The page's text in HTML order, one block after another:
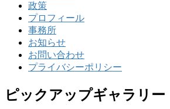
政策
プロフィール
事務所
お知らせ
お問い合わせ
プライバシーポリシー
ピックアップギャラリー